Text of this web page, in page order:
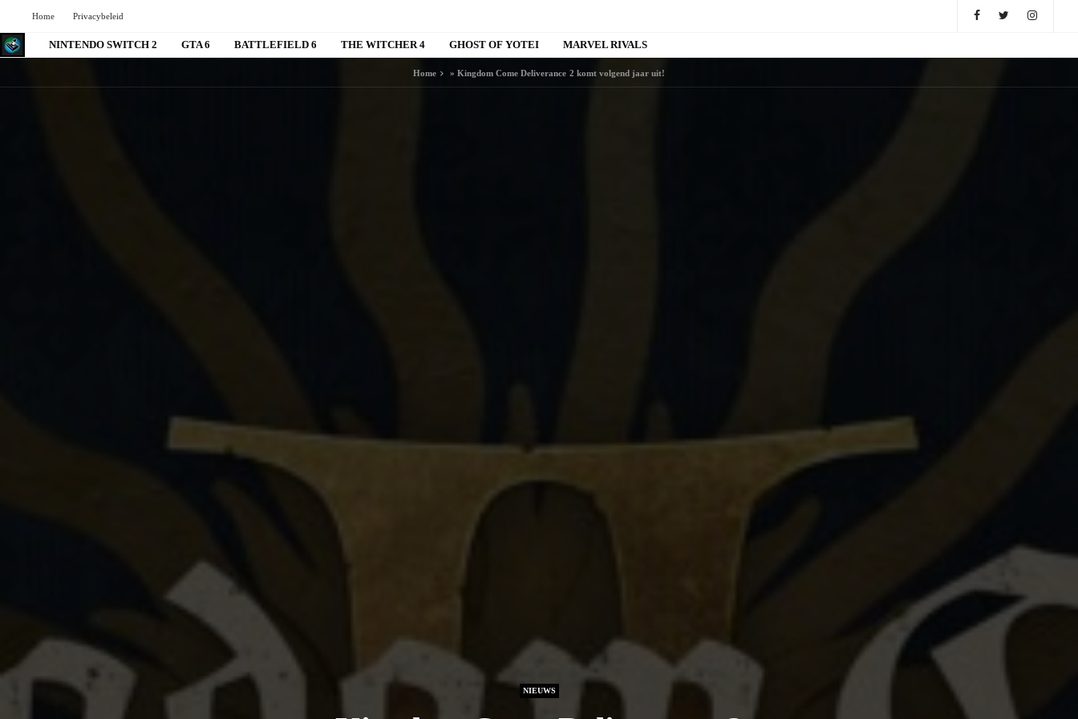
Home Privacybeleid
NINTENDO SWITCH 2 GTA 6 BATTLEFIELD 6 THE WITCHER 4 GHOST OF YOTEI MARVEL RIVALS
Home »Kingdom Come Deliverance 2 komt volgend jaar uit!
NIEUWS